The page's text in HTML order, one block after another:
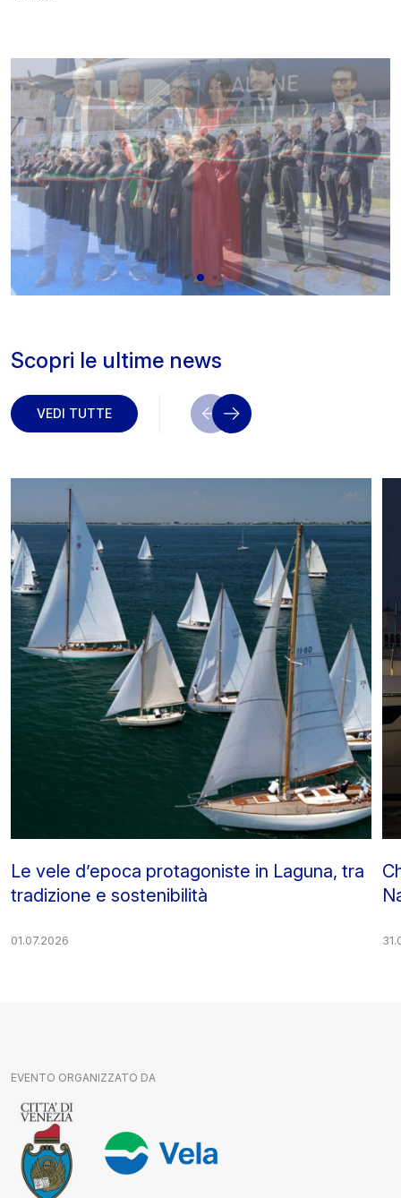
Scopri le ultime news
VEDI TUTTE
Le vele d’epoca protagoniste in Laguna, tra
tradizione e sostenibilità
01.07.2026
EVENTO ORGANIZZATO DA